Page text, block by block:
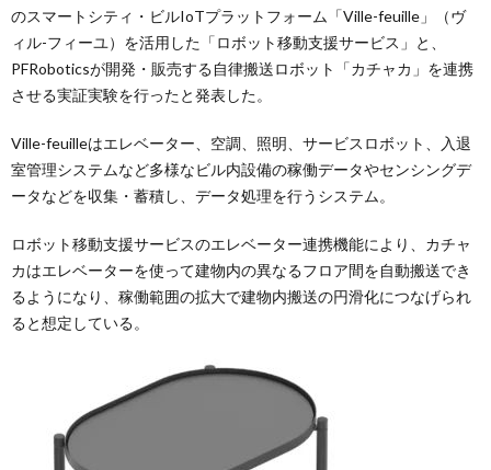
のスマートシティ・ビルIoTプラットフォーム「Ville-feuille」（ヴ
ィル-フィーユ）を活用した「ロボット移動支援サービス」と、
PFRoboticsが開発・販売する自律搬送ロボット「カチャカ」を連携
させる実証実験を行ったと発表した。
Ville-feuilleはエレベーター、空調、照明、サービスロボット、入退
室管理システムなど多様なビル内設備の稼働データやセンシングデ
ータなどを収集・蓄積し、データ処理を行うシステム。
ロボット移動支援サービスのエレベーター連携機能により、カチャ
カはエレベーターを使って建物内の異なるフロア間を自動搬送でき
るようになり、稼働範囲の拡大で建物内搬送の円滑化につなげられ
ると想定している。